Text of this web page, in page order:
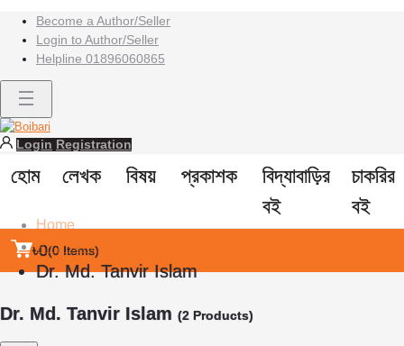
Become a Author/Seller
Login to Author/Seller
Helpline 01896060865
Login Registration
হোম লেখক বিষয় প্রকাশক
বিদ্যাবাড়ির
বই
চাকরির
বই
৳0(0 Items)
Home
All products
Dr. Md. Tanvir Islam
Dr. Md. Tanvir Islam (2 Products)